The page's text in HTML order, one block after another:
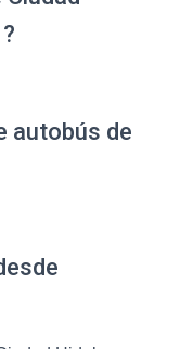
?
autobús de